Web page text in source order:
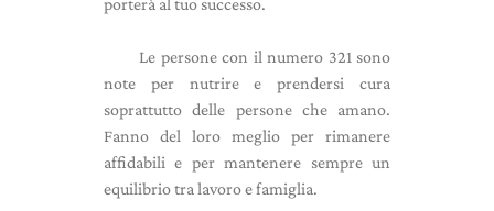
porterà al tuo successo.
Le persone con il numero 321 sono
note per nutrire e prendersi cura
soprattutto delle persone che amano.
Fanno del loro meglio per rimanere
affidabili e per mantenere sempre un
equilibrio tra lavoro e famiglia.